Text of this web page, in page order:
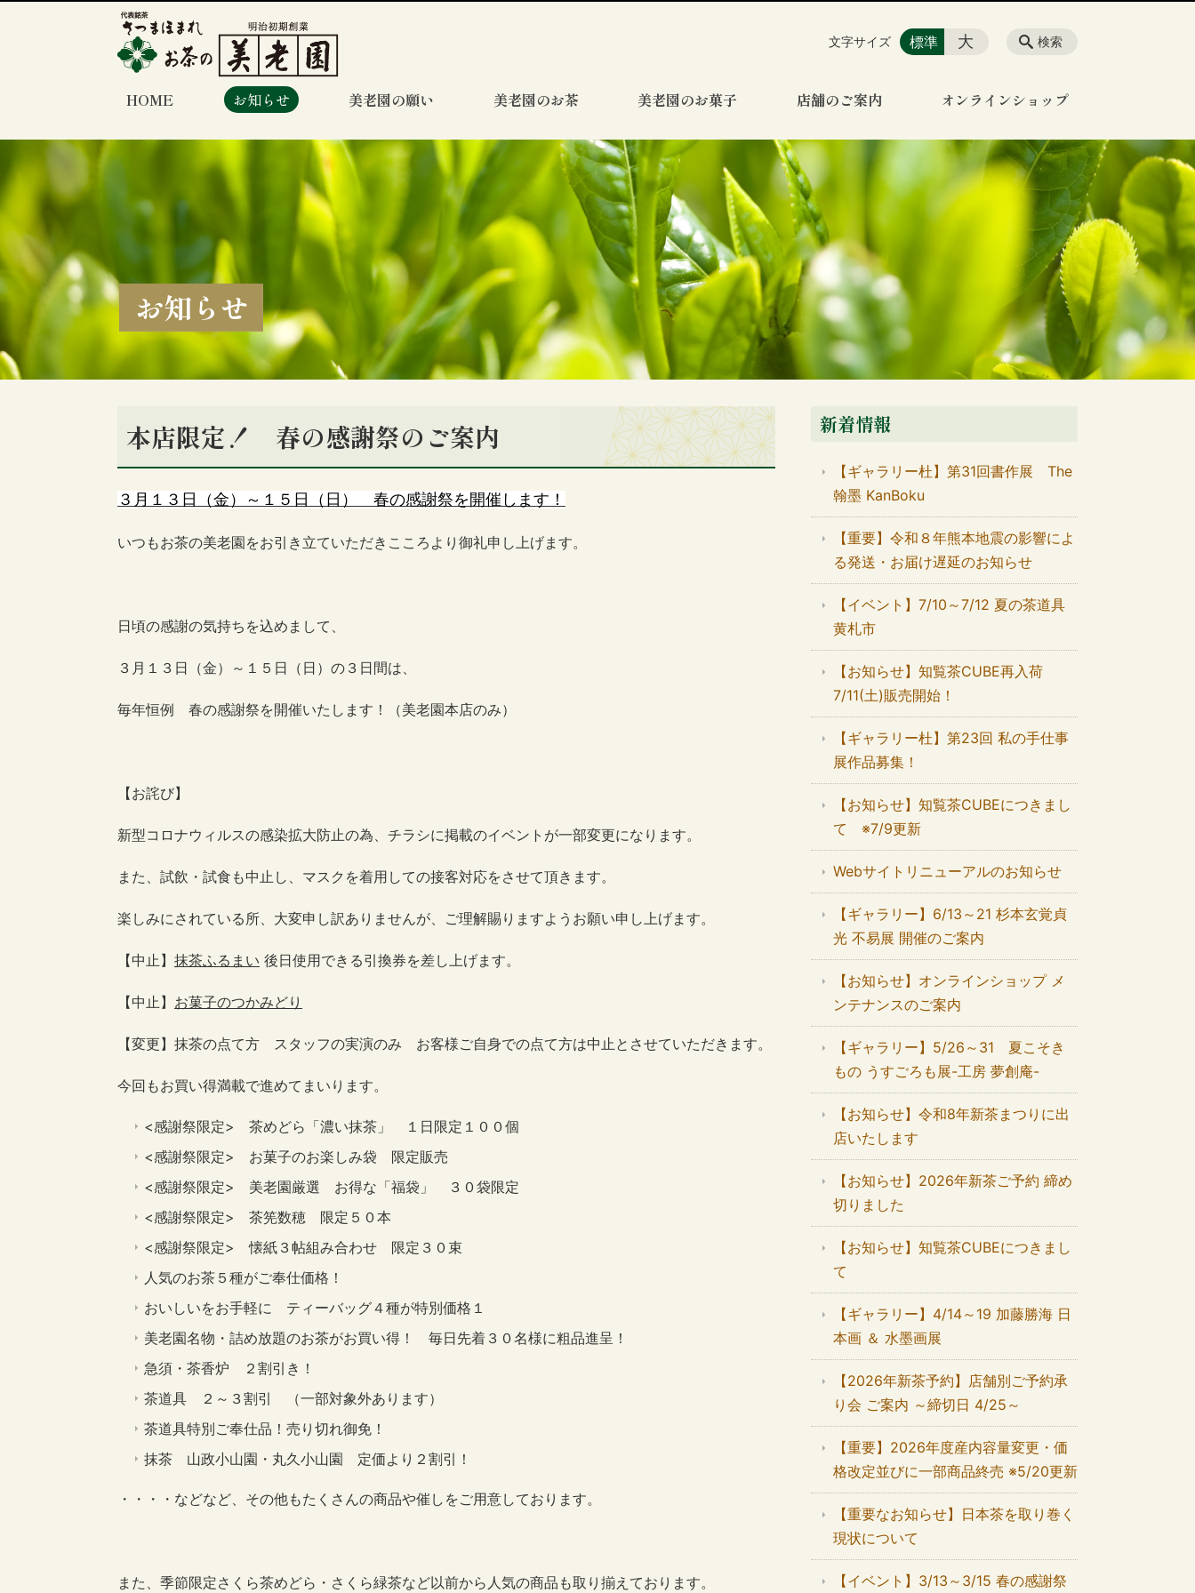
HOME お知らせ 美老園の願い 美老園のお茶 美老園のお菓子 店舗のご案内 オンラインショップ
検索
文字サイズ 標準 大
お知らせ
本店限定！ 春の感謝祭のご案内
３月１３日（金）～１５日（日） 春の感謝祭を開催します！
いつもお茶の美老園をお引き立ていただきこころより御礼申し上げます。
日頃の感謝の気持ちを込めまして、
３月１３日（金）～１５日（日）の３日間は、
毎年恒例 春の感謝祭を開催いたします！（美老園本店のみ）
【お詫び】
新型コロナウィルスの感染拡大防止の為、チラシに掲載のイベントが一部変更になります。
また、試飲・試食も中止し、マスクを着用しての接客対応をさせて頂きます。
楽しみにされている所、大変申し訳ありませんが、ご理解賜りますようお願い申し上げます。
【中止】 抹茶ふるまい 後日使用できる引換券を差し上げます。
【中止】 お菓子のつかみどり
【変更】抹茶の点て方 スタッフの実演のみ お客様ご自身での点て方は中止とさせていただきます。
今回もお買い得満載で進めてまいります。
<感謝祭限定> 茶めどら「濃い抹茶」 １日限定１００個
<感謝祭限定> お菓子のお楽しみ袋 限定販売
<感謝祭限定> 美老園厳選 お得な「福袋」 ３０袋限定
<感謝祭限定> 茶筅数穂 限定５０本
<感謝祭限定> 懐紙３帖組み合わせ 限定３０束
人気のお茶５種がご奉仕価格！
おいしいをお手軽に ティーバッグ４種が特別価格１
美老園名物・詰め放題のお茶がお買い得！ 毎日先着３０名様に粗品進呈！
急須・茶香炉 ２割引き！
茶道具 ２～３割引 （一部対象外あります）
茶道具特別ご奉仕品！売り切れ御免！
抹茶 山政小山園・丸久小山園 定価より２割引！
・・・・などなど、その他もたくさんの商品や催しをご用意しております。
また、季節限定さくら茶めどら・さくら緑茶など以前から人気の商品も取り揃えております。
新着情報
【ギャラリー杜】第31回書作展 The
翰墨 KanBoku
【重要】令和８年熊本地震の影響によ
る発送・お届け遅延のお知らせ
【イベント】7/10～7/12 夏の茶道具
黄札市
【お知らせ】知覧茶CUBE再入荷
7/11(土)販売開始！
【ギャラリー杜】第23回 私の手仕事
展作品募集！
【お知らせ】知覧茶CUBEにつきまし
て ※7/9更新
Webサイトリニューアルのお知らせ
【ギャラリー】6/13～21 杉本玄覚貞
光 不易展 開催のご案内
【お知らせ】オンラインショップ メ
ンテナンスのご案内
【ギャラリー】5/26～31 夏こそき
もの うすごろも展-工房 夢創庵-
【お知らせ】令和8年新茶まつりに出
店いたします
【お知らせ】2026年新茶ご予約 締め
切りました
【お知らせ】知覧茶CUBEにつきまし
て
【ギャラリー】4/14～19 加藤勝海 日
本画 ＆ 水墨画展
【2026年新茶予約】店舗別ご予約承
り会 ご案内 ～締切日 4/25～
【重要】2026年度産内容量変更・価
格改定並びに一部商品終売 ※5/20更新
【重要なお知らせ】日本茶を取り巻く
現状について
【イベント】3/13～3/15 春の感謝祭